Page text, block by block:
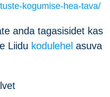
kogumise-hea-tava/
anda tagasisidet kas
Liidu kodulehel asuva